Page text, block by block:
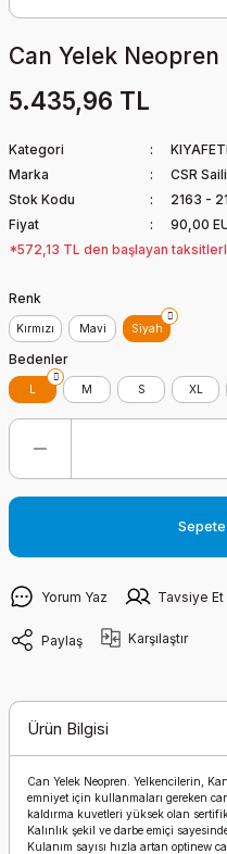
Can Yelek
5.435,96 TL
Kategori
Marka
CSR
Stok Kodu
2163 -
Fiyat
90,00
*572,13 TL den başlayan
Renk
Kırmızı Mavi Siyah
Bedenler
L M S XL
Sepete
Yorum Yaz Tavsiye Et
Paylaş Karşılaştır
Ürün Bilgisi
Can Yelek Neopren. Yelkencilerin,
emniyet için kullanmaları gereken
kaldırma kuvetleri yüksek olan
Kalınlık şekil ve darbe emiçi
Kulanım sayısı hızla artan optinew